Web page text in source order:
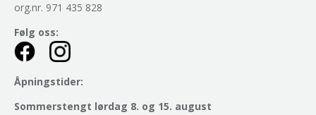
org.nr. 971 435 828
Følg oss:
Åpningstider:
Sommerstengt lørdag 8. og 15. august